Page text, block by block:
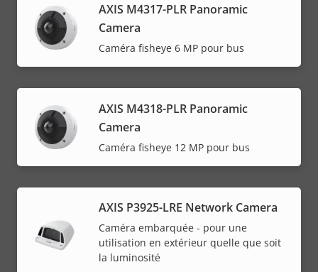
AXIS M4317-PLR Panoramic
Camera
Caméra fisheye 6 MP pour bus
AXIS M4318-PLR Panoramic
Camera
Caméra fisheye 12 MP pour bus
AXIS P3925-LRE Network Camera
Caméra embarquée - pour une
utilisation en extérieur quelle que soit
la luminosité